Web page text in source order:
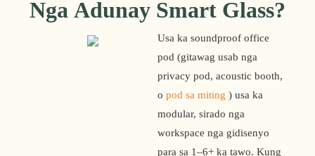
Nga Adunay Smart Glass?
Usa ka soundproof office
pod (gitawag usab nga
privacy pod, acoustic booth,
o pod sa miting ) usa ka
modular, sirado nga
workspace nga gidisenyo
para sa 1–6+ ka tawo. Kung